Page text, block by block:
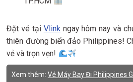
Đặt vé tại Vlinkngay hôm nay và
thiên đường biển đảo Philippines!
vẻ và trọn vẹn!
Xem thêm:Vé Máy Bay Đi Philippines